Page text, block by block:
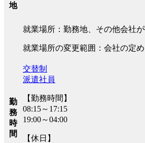
地
就業場所：勤務地、その他会社
就業場所の変更範囲：会社の定
勤
務
時
間
交替制
派遣社員
【勤務時間】
08:15～17:15
19:00～04:00
【休日】